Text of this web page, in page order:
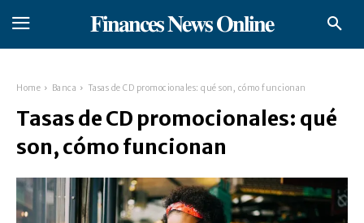
𝐅𝐢𝐧𝐚𝐧𝐜𝐞𝐬 𝐍𝐞𝐰𝐬 𝐎𝐧𝐥𝐢𝐧𝐞
Home Banca Tasas de CD promocionales: qué son, cómo funcionan
Tasas de CD promocionales: qué
son, cómo funcionan